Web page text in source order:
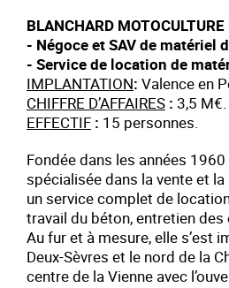
BLANCHARD MOTOCULTURE
- Négoce et SAV de matériel
- Service de location de
IMPLANTATION: Valence en
CHIFFRE D’AFFAIRES : 3,5 M€.
EFFECTIF : 15 personnes.
Fondée dans les années 1960
spécialisée dans la vente et
un service complet de
travail du béton, entretien
Au fur et à mesure, elle s’est
Deux-Sèvres et le nord de la
centre de la Vienne avec